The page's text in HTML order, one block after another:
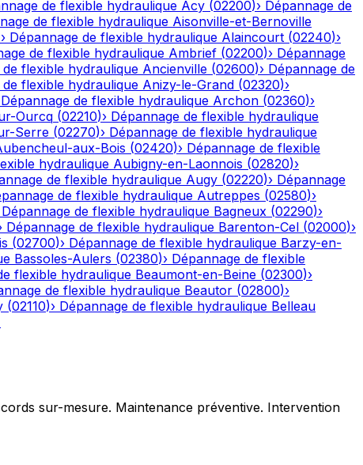
de flexible hydraulique Acy (02200)› Dépannage de
de flexible hydraulique Aisonville-et-Bernoville
› Dépannage de flexible hydraulique Alaincourt (02240)›
de flexible hydraulique Ambrief (02200)› Dépannage
de flexible hydraulique Ancienville (02600)› Dépannage de
de flexible hydraulique Anizy-le-Grand (02320)›
Dépannage de flexible hydraulique Archon (02360)›
Ourcq (02210)› Dépannage de flexible hydraulique
Serre (02270)› Dépannage de flexible hydraulique
aux-Bois (02420)› Dépannage de flexible
hydraulique Aubigny-en-Laonnois (02820)›
de flexible hydraulique Augy (02220)› Dépannage
de flexible hydraulique Autreppes (02580)›
Dépannage de flexible hydraulique Bagneux (02290)›
Dépannage de flexible hydraulique Barenton-Cel (02000)›
(02700)› Dépannage de flexible hydraulique Barzy-en-
Bassoles-Aulers (02380)› Dépannage de flexible
flexible hydraulique Beaumont-en-Beine (02300)›
de flexible hydraulique Beautor (02800)›
(02110)› Dépannage de flexible hydraulique Belleau
sur-mesure. Maintenance préventive. Intervention